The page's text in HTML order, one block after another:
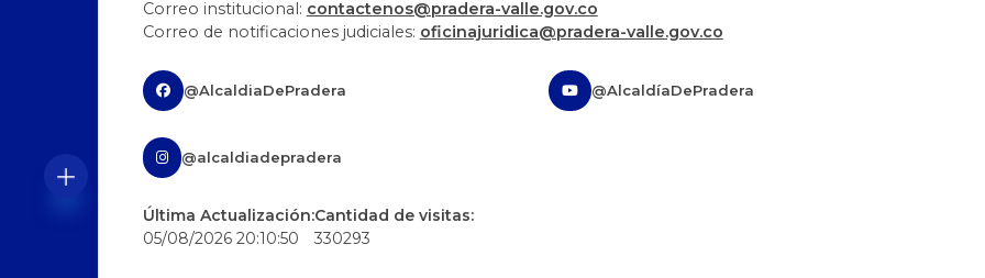
Correo institucional: contactenos@pradera-valle.gov.co
Correo de notificaciones judiciales: oficinajuridica@pradera-valle.gov.co
@AlcaldiaDePradera @AlcaldíaDePradera
@alcaldiadepradera
Última Actualización:
05/08/2026 20:10:50
Cantidad de visitas:
330293